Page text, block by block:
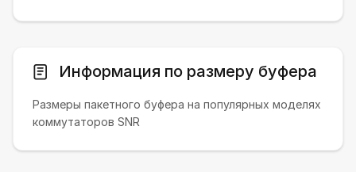
Информация по размеру буфера
Размеры пакетного буфера на популярных моделях
коммутаторов SNR